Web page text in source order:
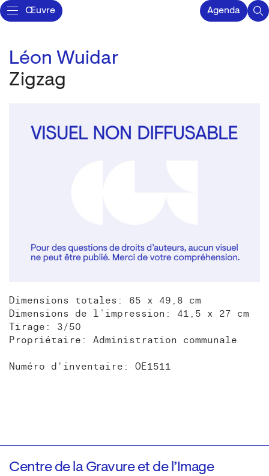
Œuvre Agenda
Léon Wuidar
Zigzag
Dimensions totales: 65 x 49,8 cm
Dimensions de l’impression: 41,5 x 27 cm
Tirage: 3/50
Propriétaire: Administration communale
Numéro d'inventaire: OE1511
Centre de la Gravure et de l’Image